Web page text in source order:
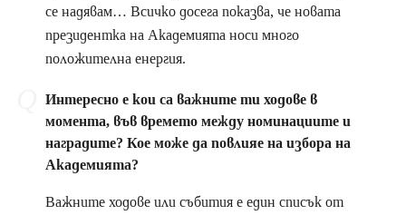
се надявам… Всичко досега показва, че новата
президентка на Академията носи много
положителна енергия.
Интересно е кои са важните ти ходове в
момента, във времето между номинациите и
наградите? Кое може да повлияе на избора на
Академията?
Важните ходове или събития е един списък от